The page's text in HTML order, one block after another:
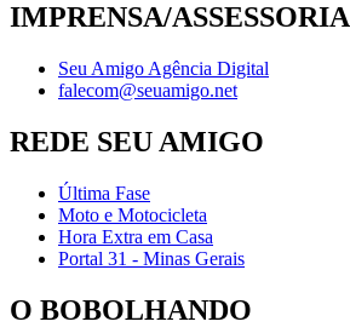
IMPRENSA/ASSESSORIA
Seu Amigo Agência Digital
falecom@seuamigo.net
REDE SEU AMIGO
Última Fase
Moto e Motocicleta
Hora Extra em Casa
Portal 31 - Minas Gerais
O BOBOLHANDO